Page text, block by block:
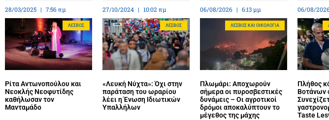
28/03/2025 7:56 πμ 27/10/2024 10:02 πμ 06/08/2026 6:13 μμ 06/08/
ΛΈΣΒΟΣ
Ρίτα Αντωνοπούλου και
Νεοκλής Νεοφυτίδης
καθήλωσαν τον
Μανταμάδο
ΛΈΣΒΟΣ
«Λευκή Νύχτα»: Όχι στην
παράταση του ωραρίου
λέει η Ένωση Ιδιωτικών
Υπαλλήλων
ΛΈΣΒΟΣ ΚΑΙ ΟΙΚΟΛΟΓΊΑ
Πλωμάρι: Αποχωρούν
σήμερα οι πυροσβεστικές
δυνάμεις – Οι αγροτικοί
δρόμοι αποκαλύπτουν το
μέγεθος της μάχης
Πλήθος
Βοτάνων
Taste